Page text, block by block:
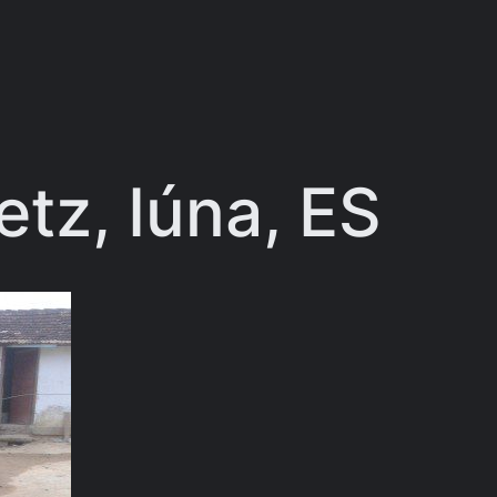
Iúna, ES